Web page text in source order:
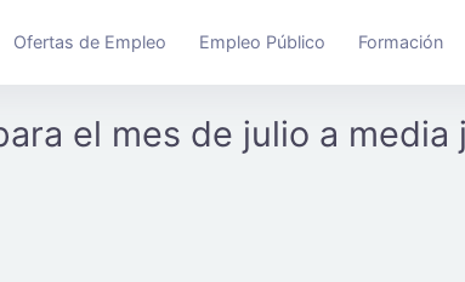
Ofertas de Empleo Empleo Público Formación
el mes de julio a media